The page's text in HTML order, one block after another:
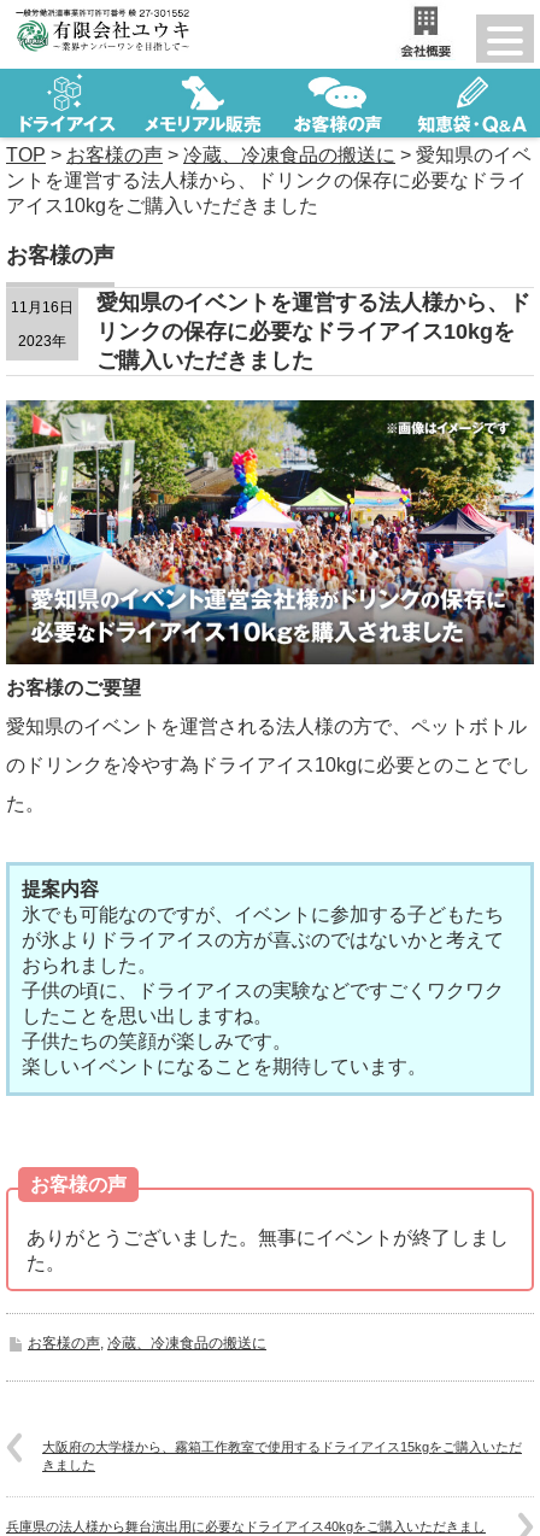
TOP > お客様の声 > 冷蔵、冷凍食品の搬送に > 愛知県のイベ
ントを運営する法人様から、ドリンクの保存に必要なドライ
アイス10kgをご購入いただきました
お客様の声
11月16日
2023年
愛知県のイベントを運営する法人様から、ド
リンクの保存に必要なドライアイス10kgを
ご購入いただきました
お客様のご要望
愛知県のイベントを運営される法人様の方で、ペットボトル
のドリンクを冷やす為ドライアイス10kgに必要とのことでし
た。
提案内容
氷でも可能なのですが、イベントに参加する子どもたち
が氷よりドライアイスの方が喜ぶのではないかと考えて
おられました。
子供の頃に、ドライアイスの実験などですごくワクワク
したことを思い出しますね。
子供たちの笑顔が楽しみです。
楽しいイベントになることを期待しています。
お客様の声
ありがとうございました。無事にイベントが終了しまし
た。
お客様の声, 冷蔵、冷凍食品の搬送に
大阪府の大学様から、霧箱工作教室で使用するドライアイス15kgをご購入いただ
きました
兵庫県の法人様から舞台演出用に必要なドライアイス40kgをご購入いただきまし